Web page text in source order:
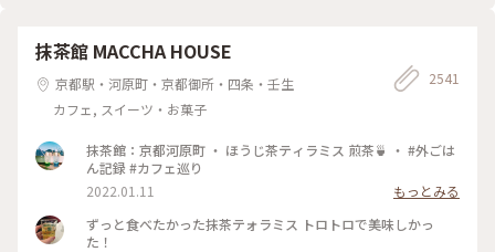
れた落ち着いた店内は 天井の梁や調度品もシックで美しく 昭
和の香りが漂っていますが、 お客さんは若い観光客の方が多
かったです。 お席もすごく近いのですが、 コーナーだったの
で ひっそりと自分の時間を過ごせました✨ ゆるり京都の街歩
きを楽しむことが できた素敵な1日でした。 ・ ・ #私のことり
茶ソワレ #純喫茶 #喫茶店 #ゼリーポンチ #ひんやりスイーツ #
京都スイーツ #京都カフェ #レトロ #レトロ喫茶 #昭和レトロ #
四条河原町 #京都 #ことりっぷ京都 #ことりっぷ三都巡りの旅
抹茶館 MACCHA HOUSE
京都駅・河原町・京都御所・四条・壬生
カフェ, スイーツ・お菓子
2541
抹茶館：京都河原町 ・ ほうじ茶ティラミス 煎茶🍵 ・ #外ごは
ん記録 #カフェ巡り
2022.01.11
もっとみる
ずっと食べたかった抹茶テォラミス トロトロで美味しかっ
た！